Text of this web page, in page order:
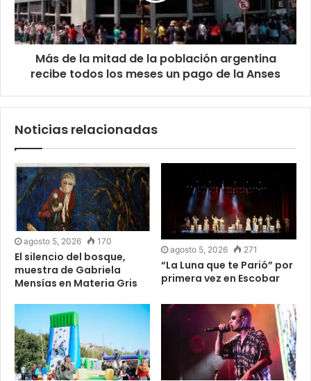
Más de la mitad de la población argentina
recibe todos los meses un pago de la Anses
Noticias relacionadas
agosto 5, 2026 170
El silencio del bosque,
muestra de Gabriela
Mensías en Materia Gris
agosto 5, 2026 271
“La Luna que te Parió” por
primera vez en Escobar